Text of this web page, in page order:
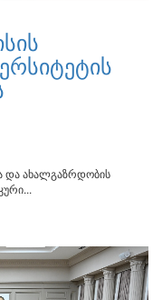
და ახალგაზრდობის